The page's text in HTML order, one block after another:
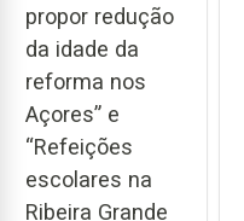
propor redução
da idade da
reforma nos
Açores” e
“Refeições
escolares na
Ribeira Grande